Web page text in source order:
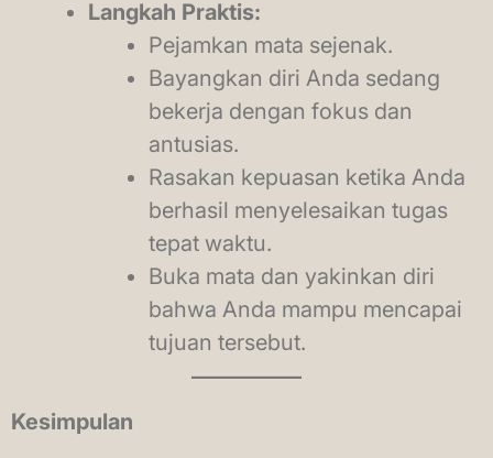
Langkah Praktis:
Pejamkan mata sejenak.
Bayangkan diri Anda sedang
bekerja dengan fokus dan
antusias.
Rasakan kepuasan ketika Anda
berhasil menyelesaikan tugas
tepat waktu.
Buka mata dan yakinkan diri
bahwa Anda mampu mencapai
tujuan tersebut.
Kesimpulan